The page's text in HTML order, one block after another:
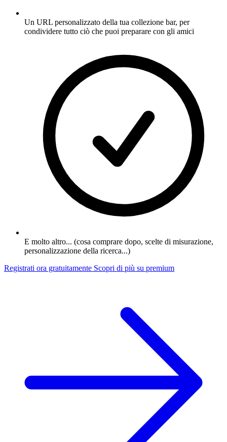
Un URL personalizzato della tua collezione bar, per
condividere tutto ciò che puoi preparare con gli amici
E molto altro... (cosa comprare dopo, scelte di misurazione,
personalizzazione della ricerca...)
Registrati ora gratuitamente Scopri di più su premium